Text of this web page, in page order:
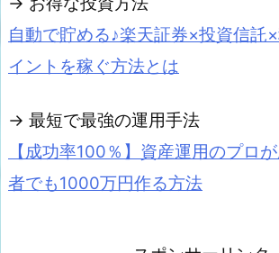
自動で貯める♪楽天証券×投資信託
イントを稼ぐ方法とは
→ 最短で最強の運用手法
【成功率100％】資産運用のプロ
者でも1000万円作る方法